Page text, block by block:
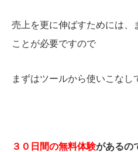
売上を更に伸ばすためには、
ことが必要ですので
まずはツールから使いこなし
３０日間の無料体験があるの